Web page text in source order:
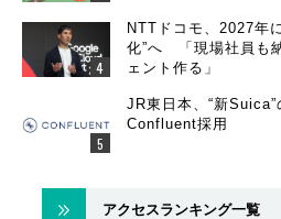
NTTドコモ、2027年
化”へ 「現場社員も
ェント作る」
JR東日本、“新
Confluent採用
アクセスランキング一覧